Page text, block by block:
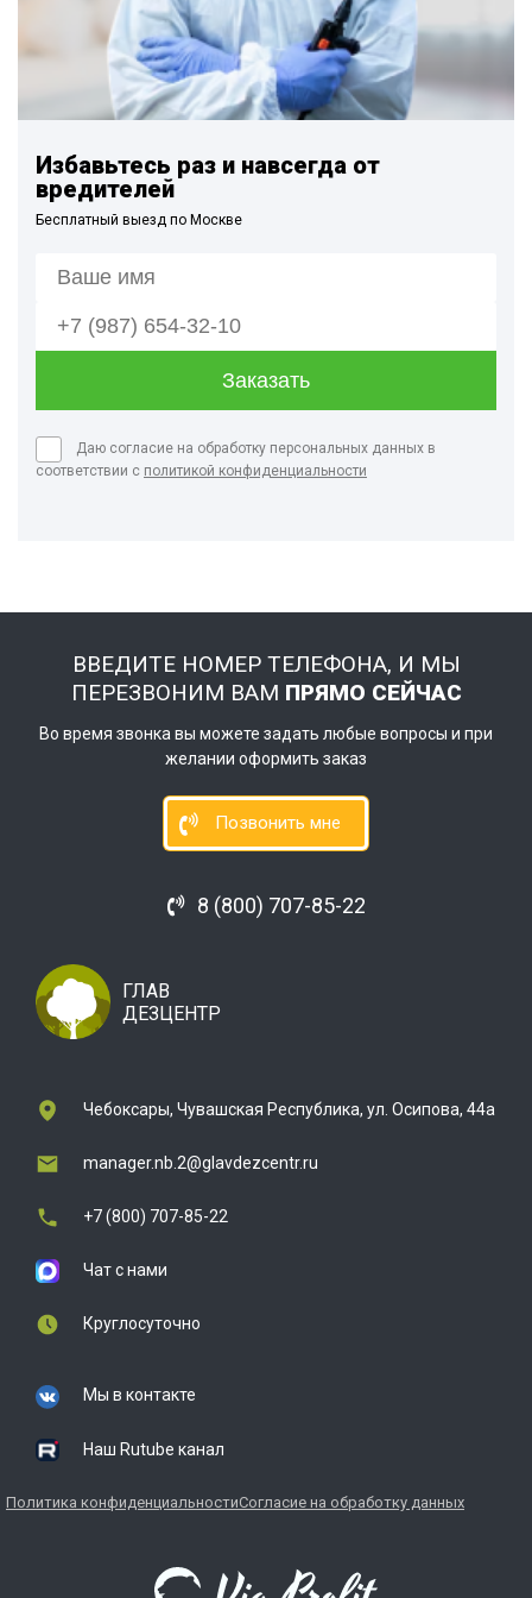
Избавьтесь раз и навсегда от
вредителей
Бесплатный выезд по Москве
Даю согласие на обработку персональных данных в
соответствии с политикой конфиденциальности
ВВЕДИТЕ НОМЕР ТЕЛЕФОНА, И МЫ
ПЕРЕЗВОНИМ ВАМ ПРЯМО СЕЙЧАС
Во время звонка вы можете задать любые вопросы и при
желании оформить заказ
Позвонить мне
8 (800) 707-85-22
ГЛАВ
ДЕЗЦЕНТР
Чебоксары, Чувашская Республика, ул. Осипова, 44а
manager.nb.2@glavdezcentr.ru
+7 (800) 707-85-22
Чат с нами
Круглосуточно
Мы в контакте
Наш Rutube канал
Политика конфиденциальностиСогласие на обработку данных